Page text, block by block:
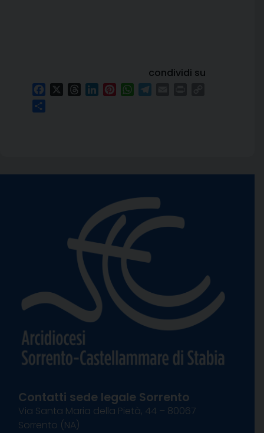
condividi su
FacebookThreadsLinkedInPinterestWhatsApp
Contatti sede legale Sorrento
Via Santa Maria della Pietà, 44 – 80067
Sorrento (NA)